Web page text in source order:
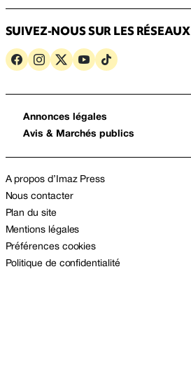
SUIVEZ-NOUS SUR LES RÉSEAUX
Annonces légales
Avis & Marchés publics
A propos d’Imaz Press
Nous contacter
Plan du site
Mentions légales
Préférences cookies
Politique de confidentialité